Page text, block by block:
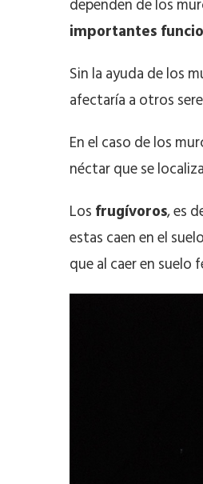
dependen de los
importantes
Sin la ayuda de los
afectaría a otros
En el caso de los
néctar que se
Losfrugívoros, es
estas caen en el
que al caer en suelo